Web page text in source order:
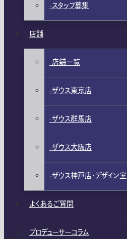
スタッフ募集
店舗
店舗一覧
ザウス東京店
ザウス群馬店
ザウス大阪店
ザウス神戸店・デザイン室
よくあるご質問
プロデューサーコラム